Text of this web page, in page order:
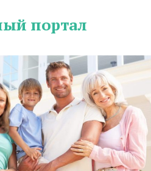
портал